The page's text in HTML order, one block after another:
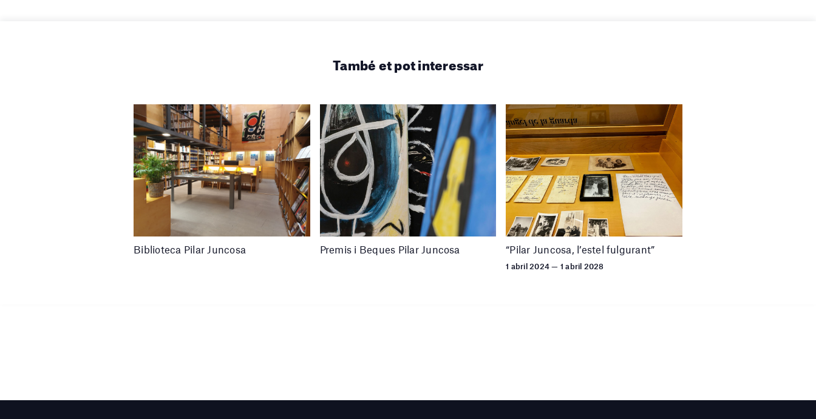
També et pot interessar
Biblioteca Pilar Juncosa Premis i Beques Pilar Juncosa “Pilar Juncosa, l’estel fulgurant”
1 abril 2024 — 1 abril 2028